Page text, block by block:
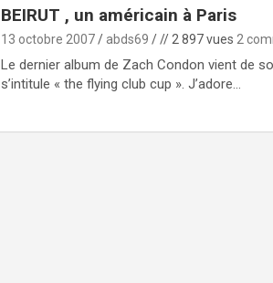
BEIRUT , un américain à Paris
13 octobre 2007 abds69 // 2 897 vues 2
Le dernier album de Zach Condon vient de
s’intitule « the flying club cup ». J’adore…